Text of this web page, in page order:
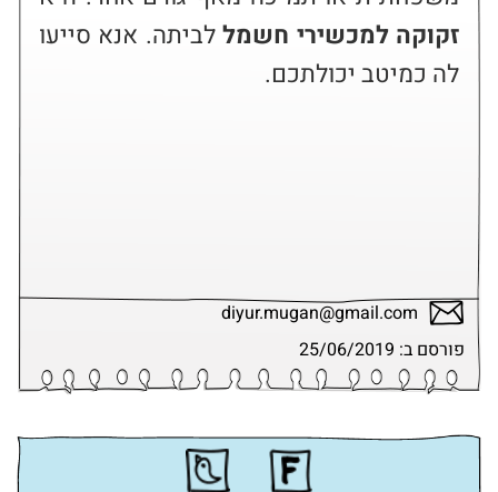
זקוקה למכשירי חשמל
לביתה. אנא סייעו
לה כמיטב יכולתכם.
diyur.mugan@gmail.com
פורסם ב: 25/06/2019